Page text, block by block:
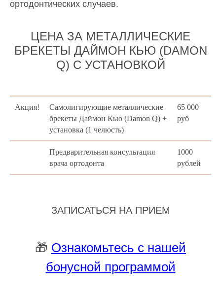
ортодонтических случаев.
ЦЕНА ЗА МЕТАЛЛИЧЕСКИЕ
БРЕКЕТЫ ДАЙМОН КЬЮ (DAMON
Q) С УСТАНОВКОЙ
Акция!
Самолигирующие металлические
брекеты Даймон Кью (Damon Q) +
установка (1 челюсть)
65 000
руб
Предварительная консультация
врача ортодонта
1000
рублей
ЗАПИСАТЬСЯ НА ПРИЕМ
🎁 Ознакомьтесь с нашей
бонусной программой